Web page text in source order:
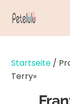
Inhalt
Startseite /
Terry»